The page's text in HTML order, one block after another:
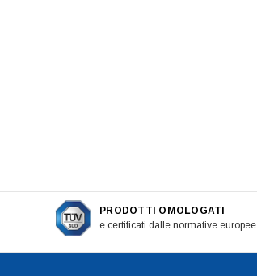
PRODOTTI OMOLOGATI
e certificati dalle normative europee